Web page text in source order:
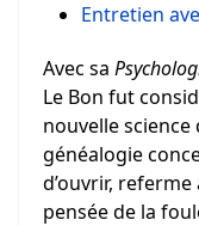
Entretien
Avec sa
Le Bon fut
nouvelle
généalogie
d’ouvrir,
pensée de la